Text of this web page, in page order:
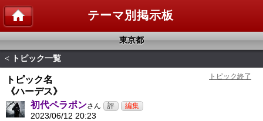
テーマ別掲示板
東京都
< トピック一覧
トピック名
《ハーデス》
初代ペラポンさん
2023/06/12 20:23